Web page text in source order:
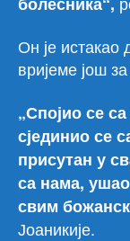
Он је
вријеме још
„Спојио се
сјединио се
присутан у
са нама,
свим
Јоаникије.